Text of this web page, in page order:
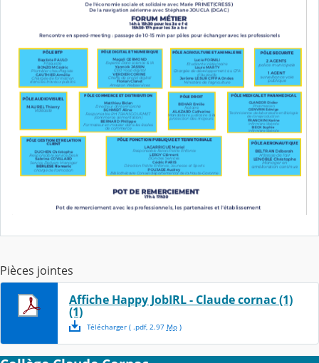
Pièces jointes
Affiche Happy JobIRL - Claude cornac (1)
(1)
Télécharger( .pdf, 2.97 Mo)